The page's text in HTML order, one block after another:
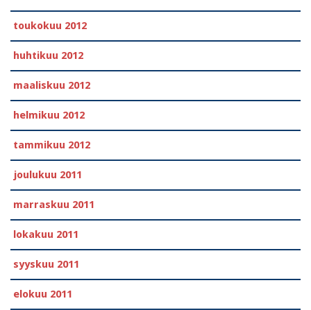
toukokuu 2012
huhtikuu 2012
maaliskuu 2012
helmikuu 2012
tammikuu 2012
joulukuu 2011
marraskuu 2011
lokakuu 2011
syyskuu 2011
elokuu 2011